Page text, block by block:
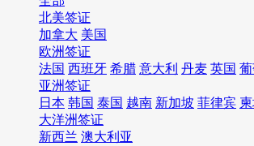
北美签证
加拿大 美国
欧洲签证
法国 西班牙 希腊 意大利 丹麦 英国
亚洲签证
日本 韩国 泰国 越南 新加坡 菲律宾
大洋洲签证
新西兰 澳大利亚